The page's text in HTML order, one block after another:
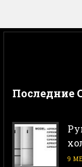
Последние
9